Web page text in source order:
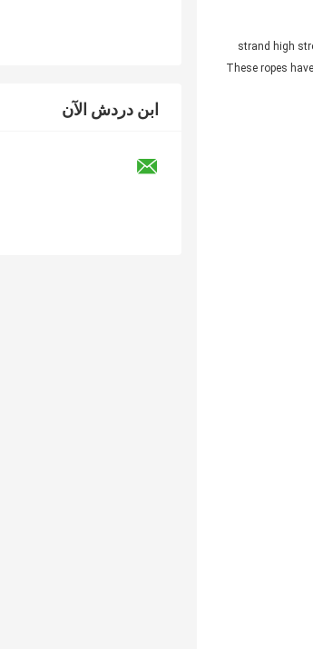
ابن دردش الآن
8-strand high
These ropes